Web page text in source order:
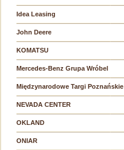
Idea Leasing
John Deere
KOMATSU
Mercedes-Benz Grupa Wróbel
Międzynarodowe Targi Poznańskie
NEVADA CENTER
OKLAND
ONIAR